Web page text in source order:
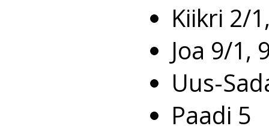
Kiikri 2/
Joa 9/1,
Uus-
Paadi 5